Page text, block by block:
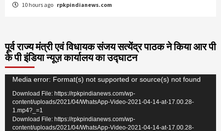
10 hours ago rpkpindianews.com
पूर्व राज्य मंत्री एवं विधायक संजय सत्येंद्र पाठक ने किया आर पी
के पी इंडिया न्यूज़ कार्यालय का उद्घाटन
Video
Player
Media error: Format(s) not supported or source(s) not found
Download File: https://rpkpindianews.com/wp-
content/uploads/2021/04/WhatsApp-Video-2021-04-14-at-17.00.28-
1.mp4?_=1
Download File: https://rpkpindianews.com/wp-
content/uploads/2021/04/WhatsApp-Video-2021-04-14-at-17.00.28-